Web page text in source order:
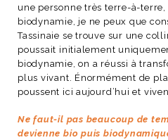
une personne très terre-à-
biodynamie, je ne peux que
Tassinaie se trouve sur une
poussait initialement
biodynamie, on a réussi à
plus vivant. Énormément de
poussent ici aujourd’hui et
Ne faut-il pas beaucoup de
devienne bio puis